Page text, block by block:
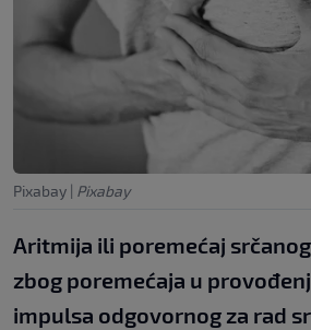
Pixabay | Pixabay
Aritmija ili poremećaj
zbog poremećaja u
impulsa odgovornog za rad